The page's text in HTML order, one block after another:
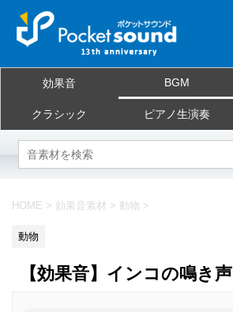
当サイトについて
ご利用規約
お問合せ
効果音 BGM
クラシック ピアノ生演奏
HOME > 効果音素材 > 動物 >
動物
【効果音】インコの鳴き声